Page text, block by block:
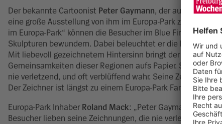
Der bekannte Cartoonist Peter Gaymann, der aus Freiburg
eine große Ausstellung von ihm im Europa-Park zu sehen.
im Europa-Park“ können die Besucher im Blue Fire-Dome
Skulpturen bewundern. Dabei beleuchtet er die kulturelle
Mit liebevoll gezeichnetem Hintersinn bringt der Künstler
Gemeinsamkeiten dieser Regionen aufs Papier. Seine
nie verletzend, und oft verblüffend wahr. Seine
Der Zeichner ist längst zu einem Europa-Park Fan
Europa-Park Inhaber Roland Mack: „Peter Gaymann passt
Besucher lieben seine Zeichnungen, die nie verletzend